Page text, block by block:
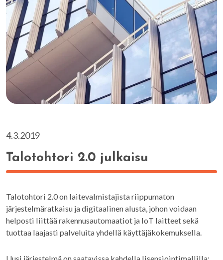
4.3.2019
Talotohtori 2.0 julkaisu
Talotohtori 2.0 on laitevalmistajista riippumaton
järjestelmäratkaisu ja digitaalinen alusta, johon voidaan
helposti liittää rakennusautomaatiot ja IoT laitteet sekä
tuottaa laajasti palveluita yhdellä käyttäjäkokemuksella.